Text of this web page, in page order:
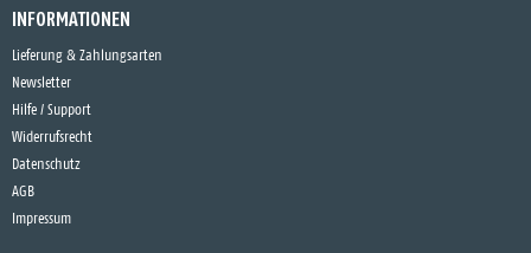
INFORMATIONEN
Lieferung & Zahlungsarten
Newsletter
Hilfe / Support
Widerrufsrecht
Datenschutz
AGB
Impressum